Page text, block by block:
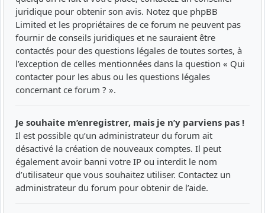
juridique pour obtenir son avis. Notez que phpBB
Limited et les propriétaires de ce forum ne peuvent pas
fournir de conseils juridiques et ne sauraient être
contactés pour des questions légales de toutes sortes, à
l’exception de celles mentionnées dans la question « Qui
contacter pour les abus ou les questions légales
concernant ce forum ? ».
Je souhaite m’enregistrer, mais je n’y parviens pas !
Il est possible qu’un administrateur du forum ait
désactivé la création de nouveaux comptes. Il peut
également avoir banni votre IP ou interdit le nom
d’utilisateur que vous souhaitez utiliser. Contactez un
administrateur du forum pour obtenir de l’aide.